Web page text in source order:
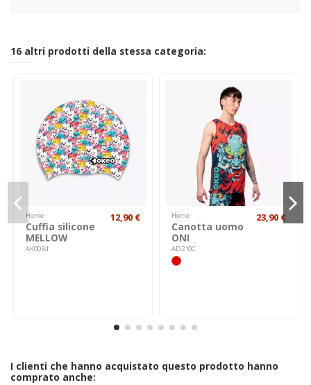
16 altri prodotti della stessa categoria:
Home
Cuffia silicone
MELLOW
AK0034
12,90 € Home
Canotta uomo
ONI
AD210C
23,90 €
I clienti che hanno acquistato questo prodotto hanno
comprato anche: